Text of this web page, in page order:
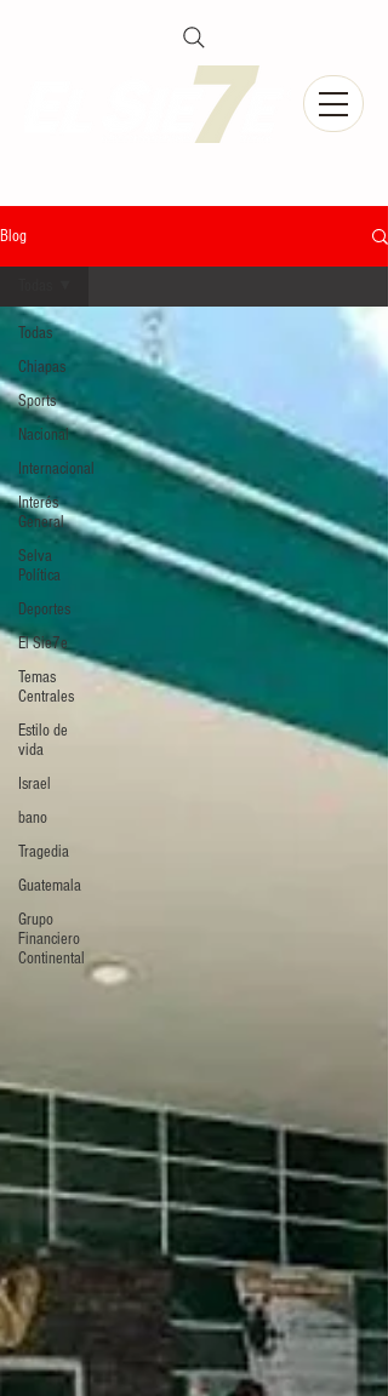
Blog
Todas
Chiapas
Sports
Nacional
Internacional
Interés
General
Selva
Política
Deportes
El Sie7e
Temas
Centrales
Estilo de
vida
Israel
bano
Tragedia
Guatemala
Grupo
Financiero
Continental